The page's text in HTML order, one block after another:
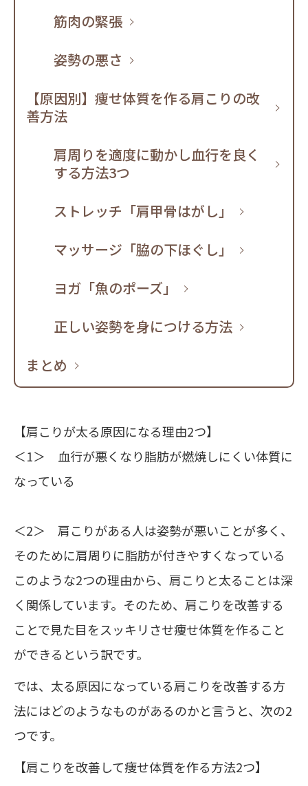
筋肉の緊張
姿勢の悪さ
【原因別】痩せ体質を作る肩こりの改
善方法
肩周りを適度に動かし血行を良く
する方法3つ
ストレッチ「肩甲骨はがし」
マッサージ「脇の下ほぐし」
ヨガ「魚のポーズ」
正しい姿勢を身につける方法
まとめ
【肩こりが太る原因になる理由2つ】
＜1＞ 血行が悪くなり脂肪が燃焼しにくい体質に
なっている
＜2＞ 肩こりがある人は姿勢が悪いことが多く、
そのために肩周りに脂肪が付きやすくなっている
このような2つの理由から、肩こりと太ることは深
く関係しています。そのため、肩こりを改善する
ことで見た目をスッキリさせ痩せ体質を作ること
ができるという訳です。
では、太る原因になっている肩こりを改善する方
法にはどのようなものがあるのかと言うと、次の2
つです。
【肩こりを改善して痩せ体質を作る方法2つ】